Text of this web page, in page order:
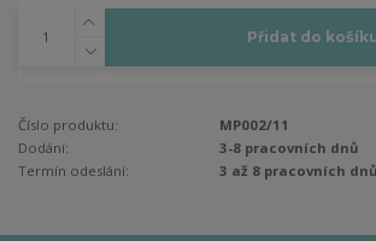
Přidat do
Číslo produktu:
MP002/11
Dodání:
3-8 pracovních dnů
Termín odeslání:
3 až 8 pracovních dnů